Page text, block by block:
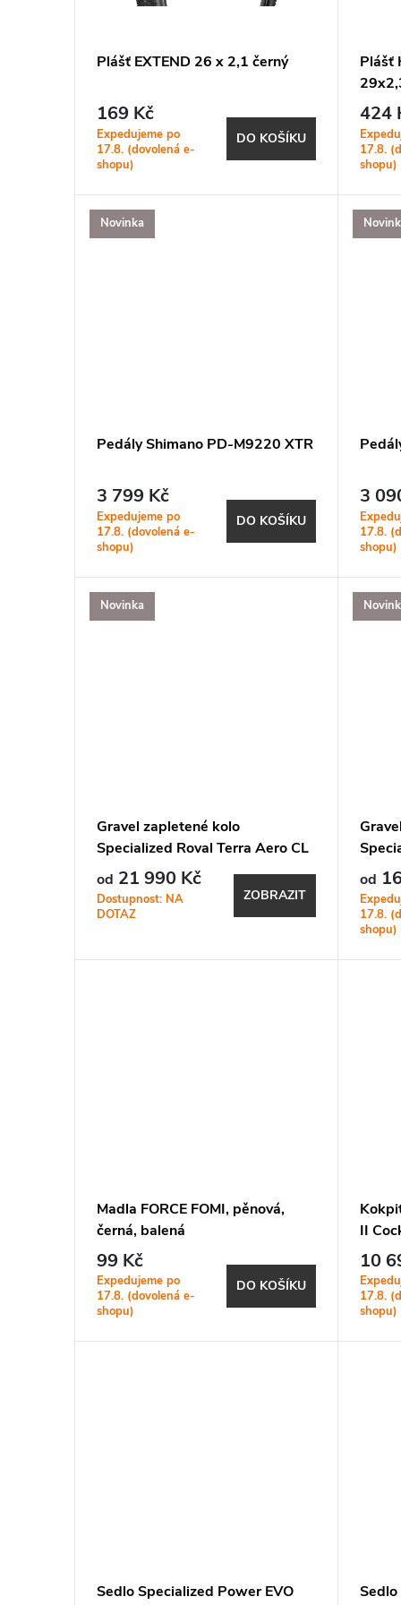
t
ů
d
u
Plášť EXTEND 26 x 2,1 černý
169 Kč
Expedujeme po
17.8. (dovolená e-
shopu)
DO KOŠÍKU
Plášť
424
17.8.
shopu)
Novinka
Pedály Shimano PD-M9220 XTR
3 799 Kč
Expedujeme po
17.8. (dovolená e-
shopu)
DO KOŠÍKU
3
17.8.
shopu)
Novinka
Gravel zapletené kolo
Specialized Roval Terra Aero CL
Satin Carbon/Satin Black
od 21 990 Kč
Dostupnost: NA
DOTAZ
ZOBRAZIT
od
17.8.
shopu)
Madla FORCE FOMI, pěnová,
černá, balená
99 Kč
Expedujeme po
17.8. (dovolená e-
shopu)
DO KOŠÍKU
II
Black
10
17.8.
shopu)
Sedlo Specialized Power EVO